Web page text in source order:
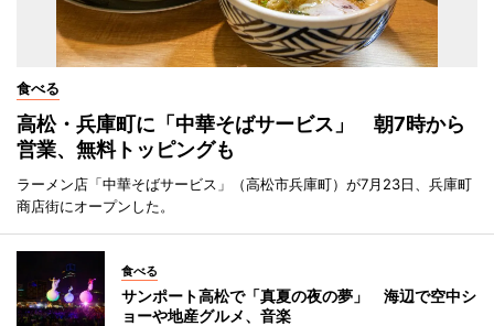
食べる
高松・兵庫町に「中華そばサービス」 朝7時から
営業、無料トッピングも
ラーメン店「中華そばサービス」（高松市兵庫町）が7月23日、兵庫町
商店街にオープンした。
食べる
サンポート高松で「真夏の夜の夢」 海辺で空中シ
ョーや地産グルメ、音楽